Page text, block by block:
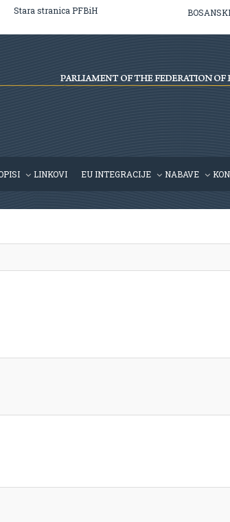
Stara stranica PFBiH BOSANSKI
LINKOVI EU INTEGRACIJE NABAVE